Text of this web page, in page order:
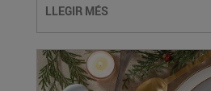
LLEGIR MÉS